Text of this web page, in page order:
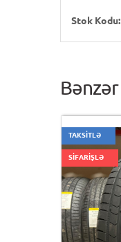
Stok Kodu:
TAKSİTLƏ
SİFARİŞLƏ